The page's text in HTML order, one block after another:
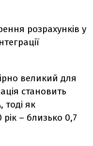
розрахунків у
великий для
становить
тоді як
рік – близько 0,7